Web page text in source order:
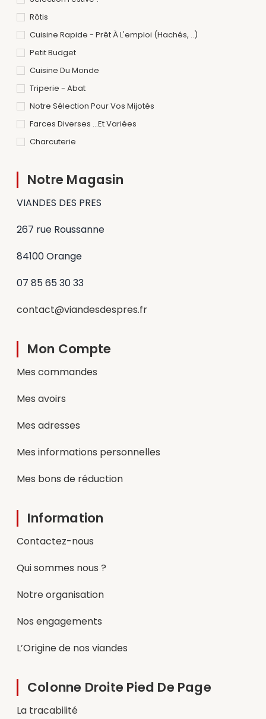
Rôtis
Cuisine Rapide - Prêt À L'emploi (hachés, ..)
Petit Budget
Cuisine Du Monde
Triperie - Abat
Notre Sélection Pour Vos Mijotés
Farces Diverses ...et Variées
Charcuterie
Notre Magasin
VIANDES DES PRES
267 rue Roussanne
84100 Orange
07 85 65 30 33
contact@viandesdespres.fr
Mon Compte
Mes commandes
Mes avoirs
Mes adresses
Mes informations personnelles
Mes bons de réduction
Information
Contactez-nous
Qui sommes nous ?
Notre organisation
Nos engagements
L’Origine de nos viandes
Colonne Droite Pied De Page
La tracabilité